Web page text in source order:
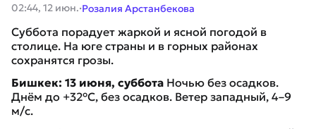
02:44, 12 июн.·Розалия Арстанбекова
Суббота порадует жаркой и ясной погодой в
столице. На юге страны и в горных районах
сохранятся грозы.
Бишкек: 13 июня, суббота Ночью без осадков.
Днём до +32°C, без осадков. Ветер западный, 4–9
м/с.